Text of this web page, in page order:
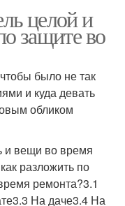
целой и
защите во
было не так
и куда девать
обликом
и вещи во время
разложить по
ремонта?3.1
На даче3.4 На